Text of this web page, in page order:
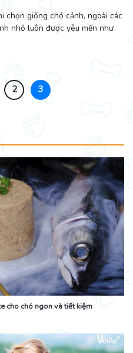
chọn giống chó cảnh, ngoài các
nhỏ luôn được yêu mến như
2 3
cho chó ngon và tiết kiệm